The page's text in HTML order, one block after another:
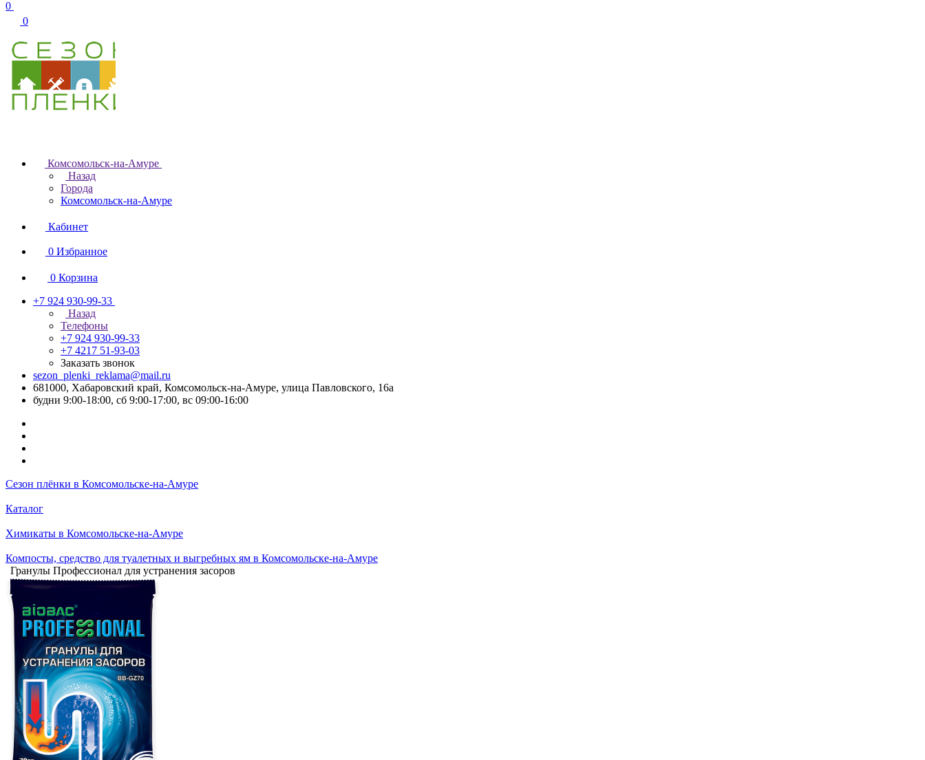
0
0
Комсомольск-на-Амуре
Назад
Города
Комсомольск-на-Амуре
Кабинет
0 Избранное
0 Корзина
+7 924 930-99-33
Назад
Телефоны
+7 924 930-99-33
+7 4217 51-93-03
Заказать звонок
sezon_plenki_reklama@mail.ru
681000, Хабаровский край, Комсомольск-на-Амуре, улица Павловского, 16а
будни 9:00-18:00, сб 9:00-17:00, вс 09:00-16:00
Сезон плёнки в Комсомольске-на-Амуре
Каталог
Химикаты в Комсомольске-на-Амуре
Компосты, средство для туалетных и выгребных ям в Комсомольске-на-Амуре
Гранулы Профессионал для устранения засоров